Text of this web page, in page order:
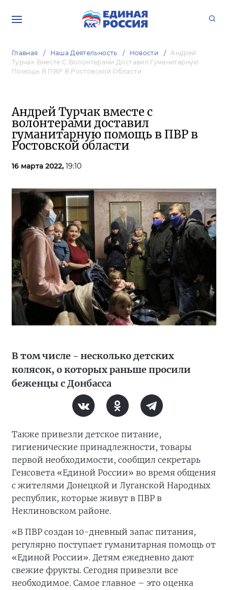
Главная Наша Деятельность Новости
Андрей
Турчак Вместе С Волонтерами Доставил Гуманитарную
Помощь В ПВР В Ростовской Области
Андрей Турчак вместе с
волонтерами доставил
гуманитарную помощь в ПВР в
Ростовской области
16 марта 2022, 19:10
В том числе - несколько детских
колясок, о которых раньше просили
беженцы с Донбасса
Также привезли детское питание,
гигиенические принадлежности, товары
первой необходимости, сообщил секретарь
Генсовета «Единой России» во время общения
с жителями Донецкой и Луганской Народных
республик, которые живут в ПВР в
Неклиновском районе.
«В ПВР создан 10-дневный запас питания,
регулярно поступает гуманитарная помощь от
«Единой России». Детям ежедневно дают
свежие фрукты. Сегодня привезли все
необходимое. Самое главное – это оценка